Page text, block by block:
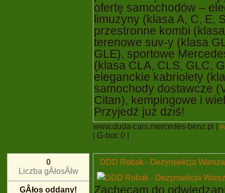
ofertę samochodów –
limuzyny (klasa A, C, E,
przestronne kombi
terenowe suv-y (klasa
GLE), sportowe
(klasa CLA, CLS, GLC,
eleganckie kabriolety
samochody dostawcze
Citan), kempingowe i
Przyjedź już dziś!
www.duda-cars.mercedes-benz.pl
| G-bot: 0 |
0
Liczba gÂłosĂłw
GÂłos oddany!
DDD Robak - Dezynsekcja
Zachęcam do